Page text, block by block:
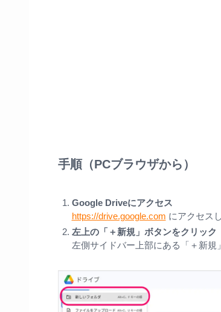
手順（PCブラウザから）
Google Driveにアクセス
https://drive.google.com にアクセス
左上の「＋新規」ボタンをクリック
左側サイドバー上部にある「＋新規